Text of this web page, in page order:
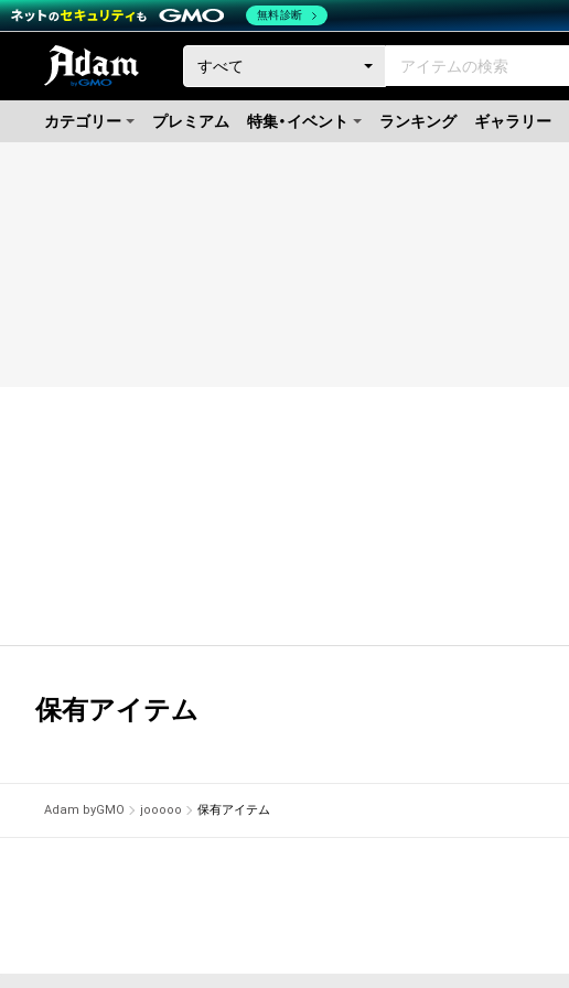
カテゴリー プレミアム 特集・イベント ランキング ギャラリー
保有アイテム
Adam byGMO jooooo 保有アイテム
無料診断